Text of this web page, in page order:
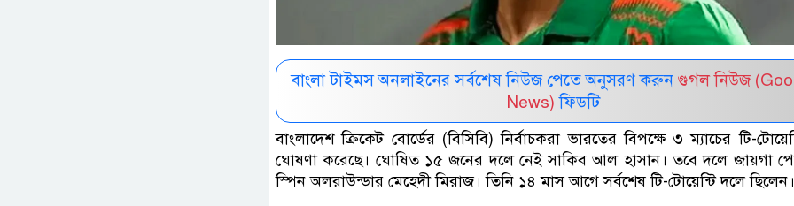
বাংলা টাইমস অনলাইনের সর্বশেষ নিউজ পেতে অনুসরণ করুন গুগল নিউজ
News) ফিডটি
বাংলাদেশ ক্রিকেট বোর্ডের (বিসিবি) নির্বাচকরা ভারতের বিপক্ষে ৩ ম্যাচের টি-
ঘোষণা করেছে। ঘোষিত ১৫ জনের দলে নেই সাকিব আল হাসান। তবে দলে জায়গা
স্পিন অলরাউন্ডার মেহেদী মিরাজ। তিনি ১৪ মাস আগে সর্বশেষ টি-টোয়েন্টি দলে ছিলেন।